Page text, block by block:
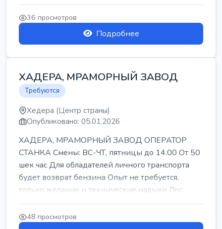
36 просмотров
Подробнее
ХАДЕРА, МРАМОРНЫЙ ЗАВОД
Требуются
Хедера (Центр страны)
Опубликовано: 05.01.2026
ХАДЕРА, МРАМОРНЫЙ ЗАВОД ОПЕРАТОР
СТАНКА Смены: ВС-ЧТ, пятницы до 14.00 От 50
шек час Для обладателей личного транспорта
будет возврат бензина Опыт не требуется,
только желание и технические навыки Лег...
48 просмотров